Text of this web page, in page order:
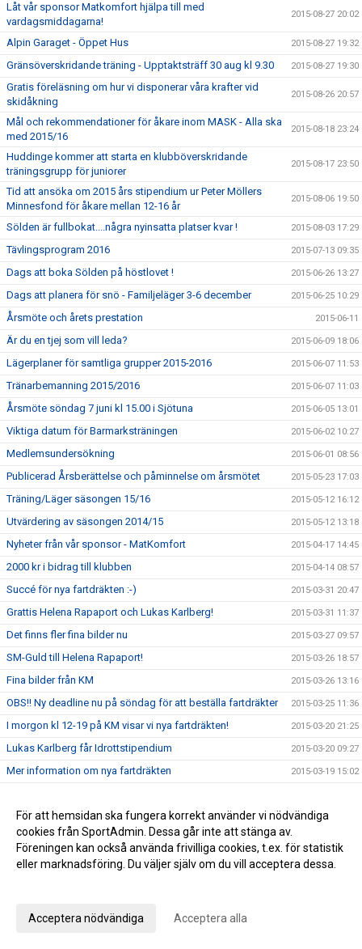
Låt vår sponsor Matkomfort hjälpa till med
vardagsmiddagarna!
2015-08-27 20:02
Alpin Garaget - Öppet Hus 2015-08-27 19:32
Gränsöverskridande träning - Upptaktsträff 30 aug kl 9.30 2015-08-27 19:30
Gratis föreläsning om hur vi disponerar våra krafter vid
skidåkning
2015-08-26 20:57
Mål och rekommendationer för åkare inom MASK - Alla ska
med 2015/16
2015-08-18 23:24
Huddinge kommer att starta en klubböverskridande
träningsgrupp för juniorer
2015-08-17 23:50
Tid att ansöka om 2015 års stipendium ur Peter Möllers
Minnesfond för åkare mellan 12-16 år
2015-08-06 19:50
Sölden är fullbokat....några nyinsatta platser kvar ! 2015-08-03 17:29
Tävlingsprogram 2016 2015-07-13 09:35
Dags att boka Sölden på höstlovet ! 2015-06-26 13:27
Dags att planera för snö - Familjeläger 3-6 december 2015-06-25 10:29
Årsmöte och årets prestation 2015-06-11
Är du en tjej som vill leda? 2015-06-09 18:06
Lägerplaner för samtliga grupper 2015-2016 2015-06-07 11:53
Tränarbemanning 2015/2016 2015-06-07 11:03
Årsmöte söndag 7 juni kl 15.00 i Sjötuna 2015-06-05 13:01
Viktiga datum för Barmarksträningen 2015-06-02 10:27
Medlemsundersökning 2015-06-01 08:56
Publicerad Årsberättelse och påminnelse om årsmötet 2015-05-23 17:03
Träning/Läger säsongen 15/16 2015-05-12 16:12
Utvärdering av säsongen 2014/15 2015-05-12 13:18
Nyheter från vår sponsor - MatKomfort 2015-04-17 14:45
2000 kr i bidrag till klubben 2015-04-14 08:57
Succé för nya fartdräkten :-) 2015-03-31 20:47
Grattis Helena Rapaport och Lukas Karlberg! 2015-03-31 11:37
Det finns fler fina bilder nu 2015-03-27 09:57
SM-Guld till Helena Rapaport! 2015-03-26 18:57
Fina bilder från KM 2015-03-26 13:16
OBS!! Ny deadline nu på söndag för att beställa fartdräkter 2015-03-25 11:36
I morgon kl 12-19 på KM visar vi nya fartdräkten! 2015-03-20 21:25
Lukas Karlberg får Idrottstipendium 2015-03-20 09:27
Mer information om nya fartdräkten 2015-03-19 15:02
Ni har väl anmält er till KM, sista dagen idag onsdag 2015-03-18 08:50
KM nu på lördag!! Skynda skynda och anmäler er nu 2015-03-16 21:41
KM flyttat till lördag 21 mars så kom och gör det till årets
2015-03-15 12:21
Matkomfort bjuder på Gulaschsoppa!
För att hemsidan ska fungera korrekt använder vi nödvändiga
cookies från SportAdmin. Dessa går inte att stänga av.
Föreningen kan också använda frivilliga cookies, t.ex. för statistik
eller marknadsföring. Du väljer själv om du vill acceptera dessa.
Acceptera nödvändiga Acceptera alla